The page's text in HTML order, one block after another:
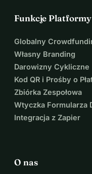
Funkcje Platformy
Globalny
Własny Branding
Darowizny Cykliczne
Kod QR i Prośby o
Zbiórka Zespołowa
Wtyczka Formularza
Integracja z Zapier
O nas